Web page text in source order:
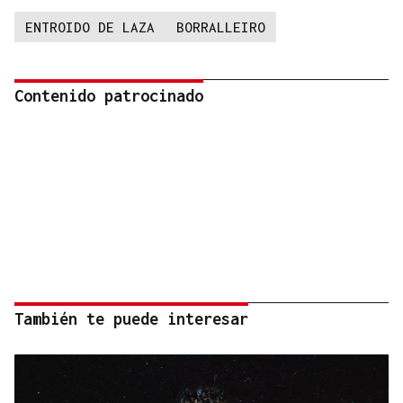
ENTROIDO DE LAZA BORRALLEIRO
Contenido patrocinado
También te puede interesar